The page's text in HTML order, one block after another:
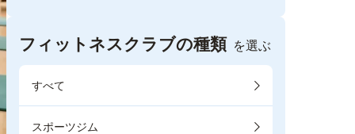
フィットネスクラブの種類 を選ぶ
すべて
スポーツジム